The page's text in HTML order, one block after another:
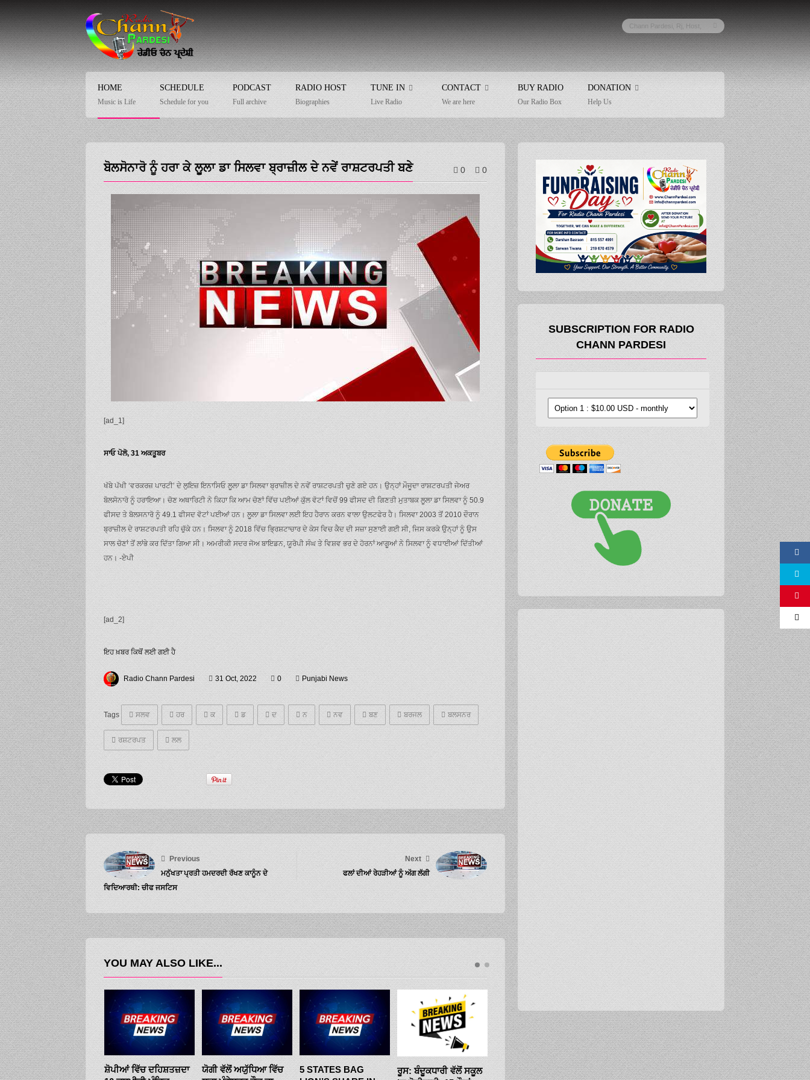
HOME
Music is Life
SCHEDULE
Schedule for you
PODCAST
Full archive
RADIO HOST
Biographies
TUNE IN
Live Radio
CONTACT
We are here
BUY RADIO
Our Radio Box
DONATION
Help Us
ਬੋਲਸੋਨਾਰੋ ਨੂੰ ਹਰਾ ਕੇ ਲੂਲਾ ਡਾ ਸਿਲਵਾ ਬ੍ਰਾਜ਼ੀਲ ਦੇ ਨਵੇਂ ਰਾਸ਼ਟਰਪਤੀ ਬਣੇ 0 0
[ad_1]
ਸਾਓ ਪੋਲੋ, 31 ਅਕਤੂਬਰ
ਖੱਬੇ ਪੱਖੀ ‘ਵਰਕਰਜ਼ ਪਾਰਟੀ’ ਦੇ ਲੁਇਜ਼ ਇਨਾਸਿਓ ਲੂਲਾ ਡਾ ਸਿਲਵਾ ਬ੍ਰਾਜ਼ੀਲ ਦੇ ਨਵੇਂ ਰਾਸ਼ਟਰਪਤੀ ਚੁਣੇ ਗਏ ਹਨ। ਉਨ੍ਹਾਂ ਮੌਜੂਦਾ ਰਾਸ਼ਟਰਪਤੀ ਜੇਅਰ
ਬੋਲਸੋਨਾਰੋ ਨੂੰ ਹਰਾਇਆ। ਚੋਣ ਅਥਾਰਿਟੀ ਨੇ ਕਿਹਾ ਕਿ ਆਮ ਚੋਣਾਂ ਵਿੱਚ ਪਈਆਂ ਕੁੱਲ ਵੋਟਾਂ ਵਿਚੋਂ 99 ਫੀਸਦ ਦੀ ਗਿਣਤੀ ਮੁਤਾਬਕ ਲੂਲਾ ਡਾ ਸਿਲਵਾ ਨੂੰ 50.9
ਫੀਸਦ ਤੇ ਬੋਲਸਨਾਰੋ ਨੂੰ 49.1 ਫੀਸਦ ਵੋਟਾਂ ਪਈਆਂ ਹਨ। ਲੂਲਾ ਡਾ ਸਿਲਵਾ ਲਈ ਇਹ ਹੈਰਾਨ ਕਰਨ ਵਾਲਾ ਉਲਟਫੇਰ ਹੈ। ਸਿਲਵਾ 2003 ਤੋਂ 2010 ਦੌਰਾਨ
ਬ੍ਰਾਜ਼ੀਲ ਦੇ ਰਾਸ਼ਟਰਪਤੀ ਰਹਿ ਚੁੱਕੇ ਹਨ। ਸਿਲਵਾ ਨੂੰ 2018 ਵਿੱਚ ਭ੍ਰਿਸ਼ਟਾਚਾਰ ਦੇ ਕੇਸ ਵਿਚ ਕੈਦ ਦੀ ਸਜ਼ਾ ਸੁਣਾਈ ਗਈ ਸੀ, ਜਿਸ ਕਰਕੇ ਉਨ੍ਹਾਂ ਨੂੰ ਉਸ
ਸਾਲ ਚੋਣਾਂ ਤੋਂ ਲਾਂਭੇ ਕਰ ਦਿੱਤਾ ਗਿਆ ਸੀ। ਅਮਰੀਕੀ ਸਦਰ ਜੋਅ ਬਾਇਡਨ, ਯੂਰੋਪੀ ਸੰਘ ਤੇ ਵਿਸ਼ਵ ਭਰ ਦੇ ਹੋਰਨਾਂ ਆਗੂਆਂ ਨੇ ਸਿਲਵਾ ਨੂੰ ਵਧਾਈਆਂ ਦਿੱਤੀਆਂ
ਹਨ। -ਏਪੀ
[ad_2]
ਇਹ ਖ਼ਬਰ ਕਿਥੋਂ ਲਈ ਗਈ ਹੈ
Radio Chann Pardesi 31 Oct, 2022 0 Punjabi News
Tags ਸਲਵ ਹਰ ਕ ਡ ਦ ਨ ਨਵ ਬਣ ਬਰਜਲ ਬਲਸਨਰ
ਰਸ਼ਟਰਪਤ ਲਲ
Previous
ਮਨੁੱਖਤਾ ਪ੍ਰਤੀ ਹਮਦਰਦੀ ਰੱਖਣ ਕਾਨੂੰਨ ਦੇ
ਵਿਦਿਆਰਥੀ: ਚੀਫ ਜਸਟਿਸ
Next
ਫਲਾਂ ਦੀਆਂ ਰੇਹੜੀਆਂ ਨੂੰ ਅੱਗ ਲੱਗੀ
YOU MAY ALSO LIKE...
ਸ਼ੋਪੀਆਂ ਵਿੱਚ ਦਹਿਸ਼ਤਜ਼ਦਾ
ਯੋਗੀ ਵੱਲੋਂ ਅਯੁੱਧਿਆ ਵਿੱਚ
5 STATES BAG
ਰੂਸ: ਬੰਦੂਕਧਾਰੀ ਵੱਲੋਂ ਸਕੂਲ
ATF PRICE CUT
NIEMANN FILES
ENOUGH WHEAT
STOCK IN INDIA;
SUBSCRIPTION FOR RADIO
CHANN PARDESI